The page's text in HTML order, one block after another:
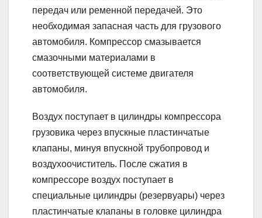
передач или ременной передачей. Это
необходимая запасная часть для грузового
автомобиля. Компрессор смазывается
смазочными материалами в
соответствующей системе двигателя
автомобиля.
Воздух поступает в цилиндры компрессора
грузовика через впускные пластинчатые
клапаны, минуя впускной трубопровод и
воздухоочиститель. После сжатия в
компрессоре воздух поступает в
специальные цилиндры (резервуары) через
пластинчатые клапаны в головке цилиндра